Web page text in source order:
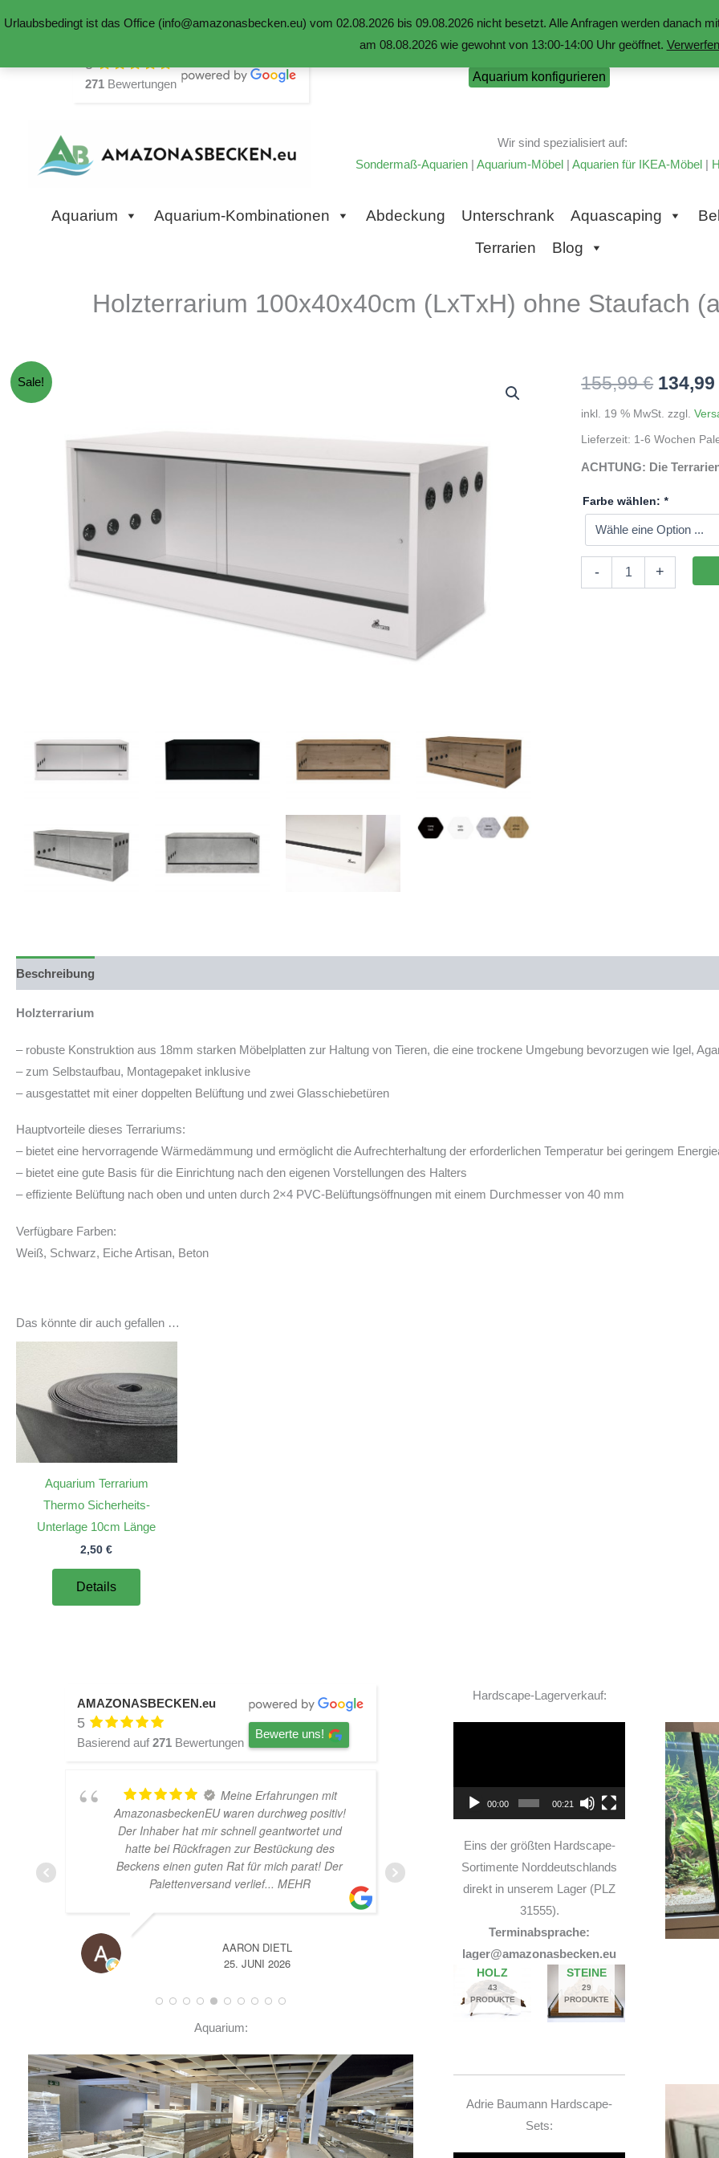
Urlaubsbedingt ist das Office (info@amazonasbecken.eu) vom 02.08.2026 bis 09.08.2026 nicht besetzt. Alle Anfragen werden danach
am 08.08.2026 wie gewohnt von 13:00-14:00 Uhr geöffnet. Verwerfen
5
271 Bewertungen
Aquarium konfigurieren
Wir sind spezialisiert auf:
Sondermaß-Aquarien | Aquarium-Möbel | Aquarien für IKEA-Möbel |
Aquarium Aquarium-Kombinationen Abdeckung Unterschrank Aquascaping
Terrarien
Blog
Holzterrarium 100x40x40cm (LxTxH) ohne Staufach
Sale! 155,99€
Preis
war:
inkl. 19 % MwSt. zzgl.
Lieferzeit: 1-6 Wochen
ACHTUNG: Die
Farbe wählen:*
-
100x40x40cm
+
Beschreibung
Holzterrarium
– robuste Konstruktion aus 18mm starken Möbelplatten zur Haltung von Tieren, die eine trockene Umgebung bevorzugen wie Igel,
– zum Selbstaufbau, Montagepaket inklusive
– ausgestattet mit einer doppelten Belüftung und zwei Glasschiebetüren
Hauptvorteile dieses Terrariums:
– bietet eine hervorragende Wärmedämmung und ermöglicht die Aufrechterhaltung der erforderlichen Temperatur bei geringem
– bietet eine gute Basis für die Einrichtung nach den eigenen Vorstellungen des Halters
– effiziente Belüftung nach oben und unten durch 2×4 PVC-Belüftungsöffnungen mit einem Durchmesser von 40 mm
Verfügbare Farben:
Weiß, Schwarz, Eiche Artisan, Beton
Das könnte dir auch gefallen …
Aquarium Terrarium
Thermo Sicherheits-
Unterlage 10cm Länge
2,50€
Details
AMAZONASBECKEN.eu
5
Basierend auf 271 Bewertungen
Bewerte uns!
Meine Erfahrungen mit
AmazonasbeckenEU waren durchweg positiv!
Der Inhaber hat mir schnell geantwortet und
hatte bei Rückfragen zur Bestückung des
Beckens einen guten Rat für mich parat! Der
Palettenversand verlief... MEHR
AARON DIETL
25. JUNI 2026
TOP Hardscape im Laden
und sehr nette Beratung! Ich bin super Glücklich
A
14. JUNI 2026
Aquarium:
Hardscape-Lagerverkauf:
00:00 00:21
Eins der größten Hardscape-
Sortimente Norddeutschlands
direkt in unserem Lager (PLZ
31555).
Terminabsprache:
lager@amazonasbecken.eu
HOLZ
43
PRODUKTE
STEINE
29
PRODUKTE
Adrie Baumann Hardscape-
Sets: